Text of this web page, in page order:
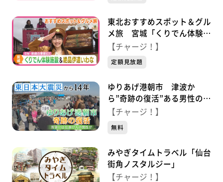
東北おすすめスポット＆グル
メ旅 宮城「くりでん体験施
設＆絶品伊達いわな」
【チャージ！】
定額見放題
ゆりあげ港朝市 津波か
ら”奇跡の復活”ある男性の思
い…
【チャージ！】
無料
みやぎタイムトラベル「仙台
街角ノスタルジー」
【チャージ！】